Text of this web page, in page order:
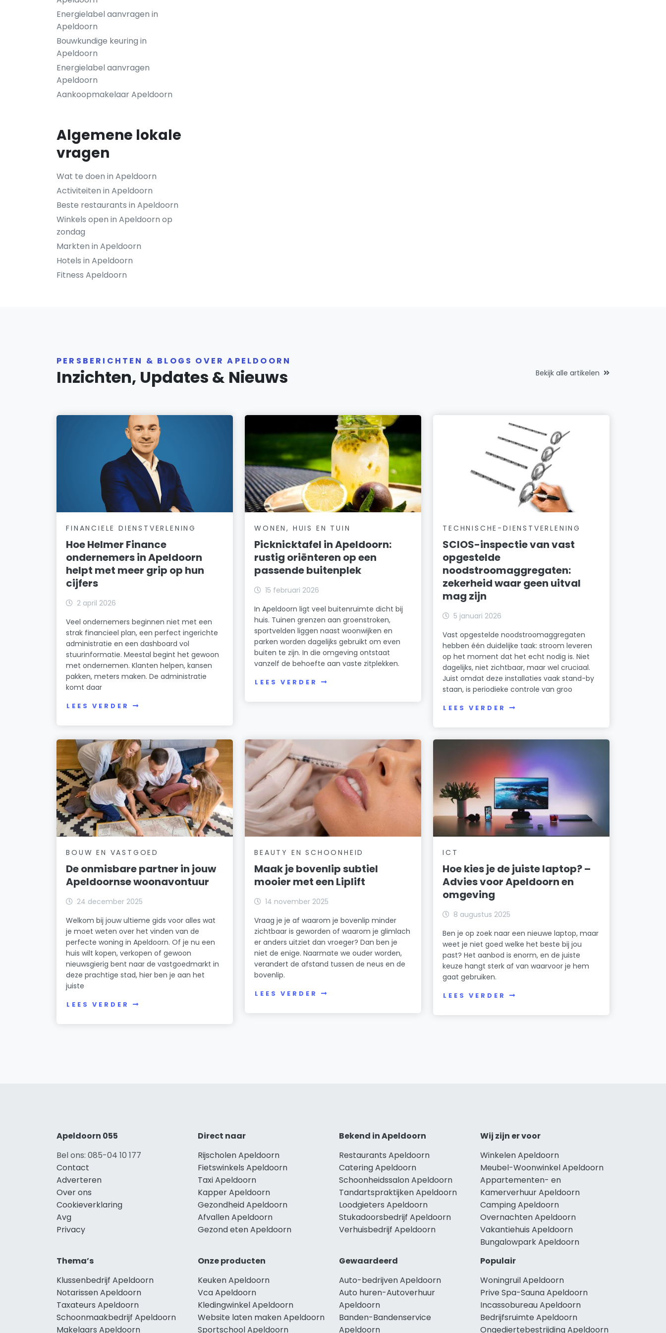
Energielabel aanvragen in
Apeldoorn
Bouwkundige keuring in
Apeldoorn
Energielabel aanvragen
Apeldoorn
Aankoopmakelaar Apeldoorn
Algemene lokale
vragen
Wat te doen in Apeldoorn
Activiteiten in Apeldoorn
Beste restaurants in Apeldoorn
Winkels open in Apeldoorn op
zondag
Markten in Apeldoorn
Hotels in Apeldoorn
Fitness Apeldoorn
PERSBERICHTEN & BLOGS OVER APELDOORN
Inzichten, Updates & Nieuws Bekijk alle artikelen
FINANCIELE DIENSTVERLENING
Hoe Helmer Finance
ondernemers in Apeldoorn
helpt met meer grip op hun
cijfers
2 april 2026
Veel ondernemers beginnen niet met een
strak financieel plan, een perfect ingerichte
administratie en een dashboard vol
stuurinformatie. Meestal begint het gewoon
met ondernemen. Klanten helpen, kansen
pakken, meters maken. De administratie
komt daar
LEES VERDER
WONEN, HUIS EN TUIN
Picknicktafel in Apeldoorn:
rustig oriënteren op een
passende buitenplek
15 februari 2026
In Apeldoorn ligt veel buitenruimte dicht bij
huis. Tuinen grenzen aan groenstroken,
sportvelden liggen naast woonwijken en
parken worden dagelijks gebruikt om even
buiten te zijn. In die omgeving ontstaat
vanzelf de behoefte aan vaste zitplekken.
LEES VERDER
TECHNISCHE-DIENSTVERLENING
SCIOS-inspectie van vast
opgestelde
noodstroomaggregaten:
zekerheid waar geen uitval
mag zijn
5 januari 2026
Vast opgestelde noodstroomaggregaten
hebben één duidelijke taak: stroom leveren
op het moment dat het echt nodig is. Niet
dagelijks, niet zichtbaar, maar wel cruciaal.
Juist omdat deze installaties vaak stand-by
staan, is periodieke controle van groo
LEES VERDER
BOUW EN VASTGOED
De onmisbare partner in jouw
Apeldoornse woonavontuur
24 december 2025
Welkom bij jouw ultieme gids voor alles wat
je moet weten over het vinden van de
perfecte woning in Apeldoorn. Of je nu een
huis wilt kopen, verkopen of gewoon
nieuwsgierig bent naar de vastgoedmarkt in
deze prachtige stad, hier ben je aan het
juiste
LEES VERDER
BEAUTY EN SCHOONHEID
Maak je bovenlip subtiel
mooier met een Liplift
14 november 2025
Vraag je je af waarom je bovenlip minder
zichtbaar is geworden of waarom je glimlach
er anders uitziet dan vroeger? Dan ben je
niet de enige. Naarmate we ouder worden,
verandert de afstand tussen de neus en de
bovenlip.
LEES VERDER
ICT
Hoe kies je de juiste laptop? –
Advies voor Apeldoorn en
omgeving
8 augustus 2025
Ben je op zoek naar een nieuwe laptop, maar
weet je niet goed welke het beste bij jou
past? Het aanbod is enorm, en de juiste
keuze hangt sterk af van waarvoor je hem
gaat gebruiken.
LEES VERDER
Apeldoorn 055
Bel ons: 085-04 10 177
Contact
Adverteren
Over ons
Cookieverklaring
Avg
Privacy
Direct naar
Rijscholen Apeldoorn
Fietswinkels Apeldoorn
Taxi Apeldoorn
Kapper Apeldoorn
Gezondheid Apeldoorn
Afvallen Apeldoorn
Gezond eten Apeldoorn
Bekend in Apeldoorn
Restaurants Apeldoorn
Catering Apeldoorn
Schoonheidssalon Apeldoorn
Tandartspraktijken Apeldoorn
Loodgieters Apeldoorn
Stukadoorsbedrijf Apeldoorn
Verhuisbedrijf Apeldoorn
Wij zijn er voor
Winkelen Apeldoorn
Meubel-Woonwinkel Apeldoorn
Appartementen- en
Kamerverhuur Apeldoorn
Camping Apeldoorn
Overnachten Apeldoorn
Vakantiehuis Apeldoorn
Bungalowpark Apeldoorn
Thema’s
Klussenbedrijf Apeldoorn
Notarissen Apeldoorn
Taxateurs Apeldoorn
Schoonmaakbedrijf Apeldoorn
Makelaars Apeldoorn
Onze producten
Keuken Apeldoorn
Vca Apeldoorn
Kledingwinkel Apeldoorn
Website laten maken Apeldoorn
Sportschool Apeldoorn
Gewaardeerd
Auto-bedrijven Apeldoorn
Auto huren-Autoverhuur
Apeldoorn
Banden-Bandenservice
Apeldoorn
Populair
Woningruil Apeldoorn
Prive Spa-Sauna Apeldoorn
Incassobureau Apeldoorn
Bedrijfsruimte Apeldoorn
Ongediertebestrijding Apeldoorn